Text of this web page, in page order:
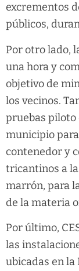
excrementos
públicos,
Por otro lado,
una hora y
objetivo de
los vecinos.
pruebas piloto
municipio
contenedor y
tricantinos a
marrón, para
de la materia
Por último,
las
ubicadas en la